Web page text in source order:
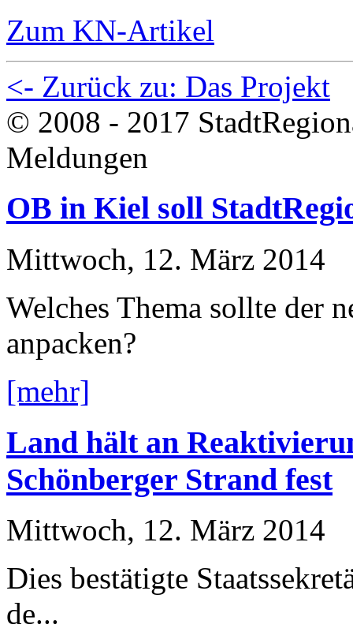
Zum KN-Artikel
<- Zurück zu: Das Projekt
© 2008 - 2017
Meldungen
OB in Kiel soll
Mittwoch, 12. März 2014
Welches Thema sollte der
anpacken?
[mehr]
Land hält an
Schönberger Strand fest
Mittwoch, 12. März 2014
Dies bestätigte
de...